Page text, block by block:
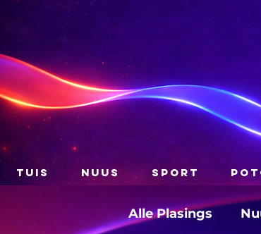
TUIS NUUS SPORT
Alle Plasings